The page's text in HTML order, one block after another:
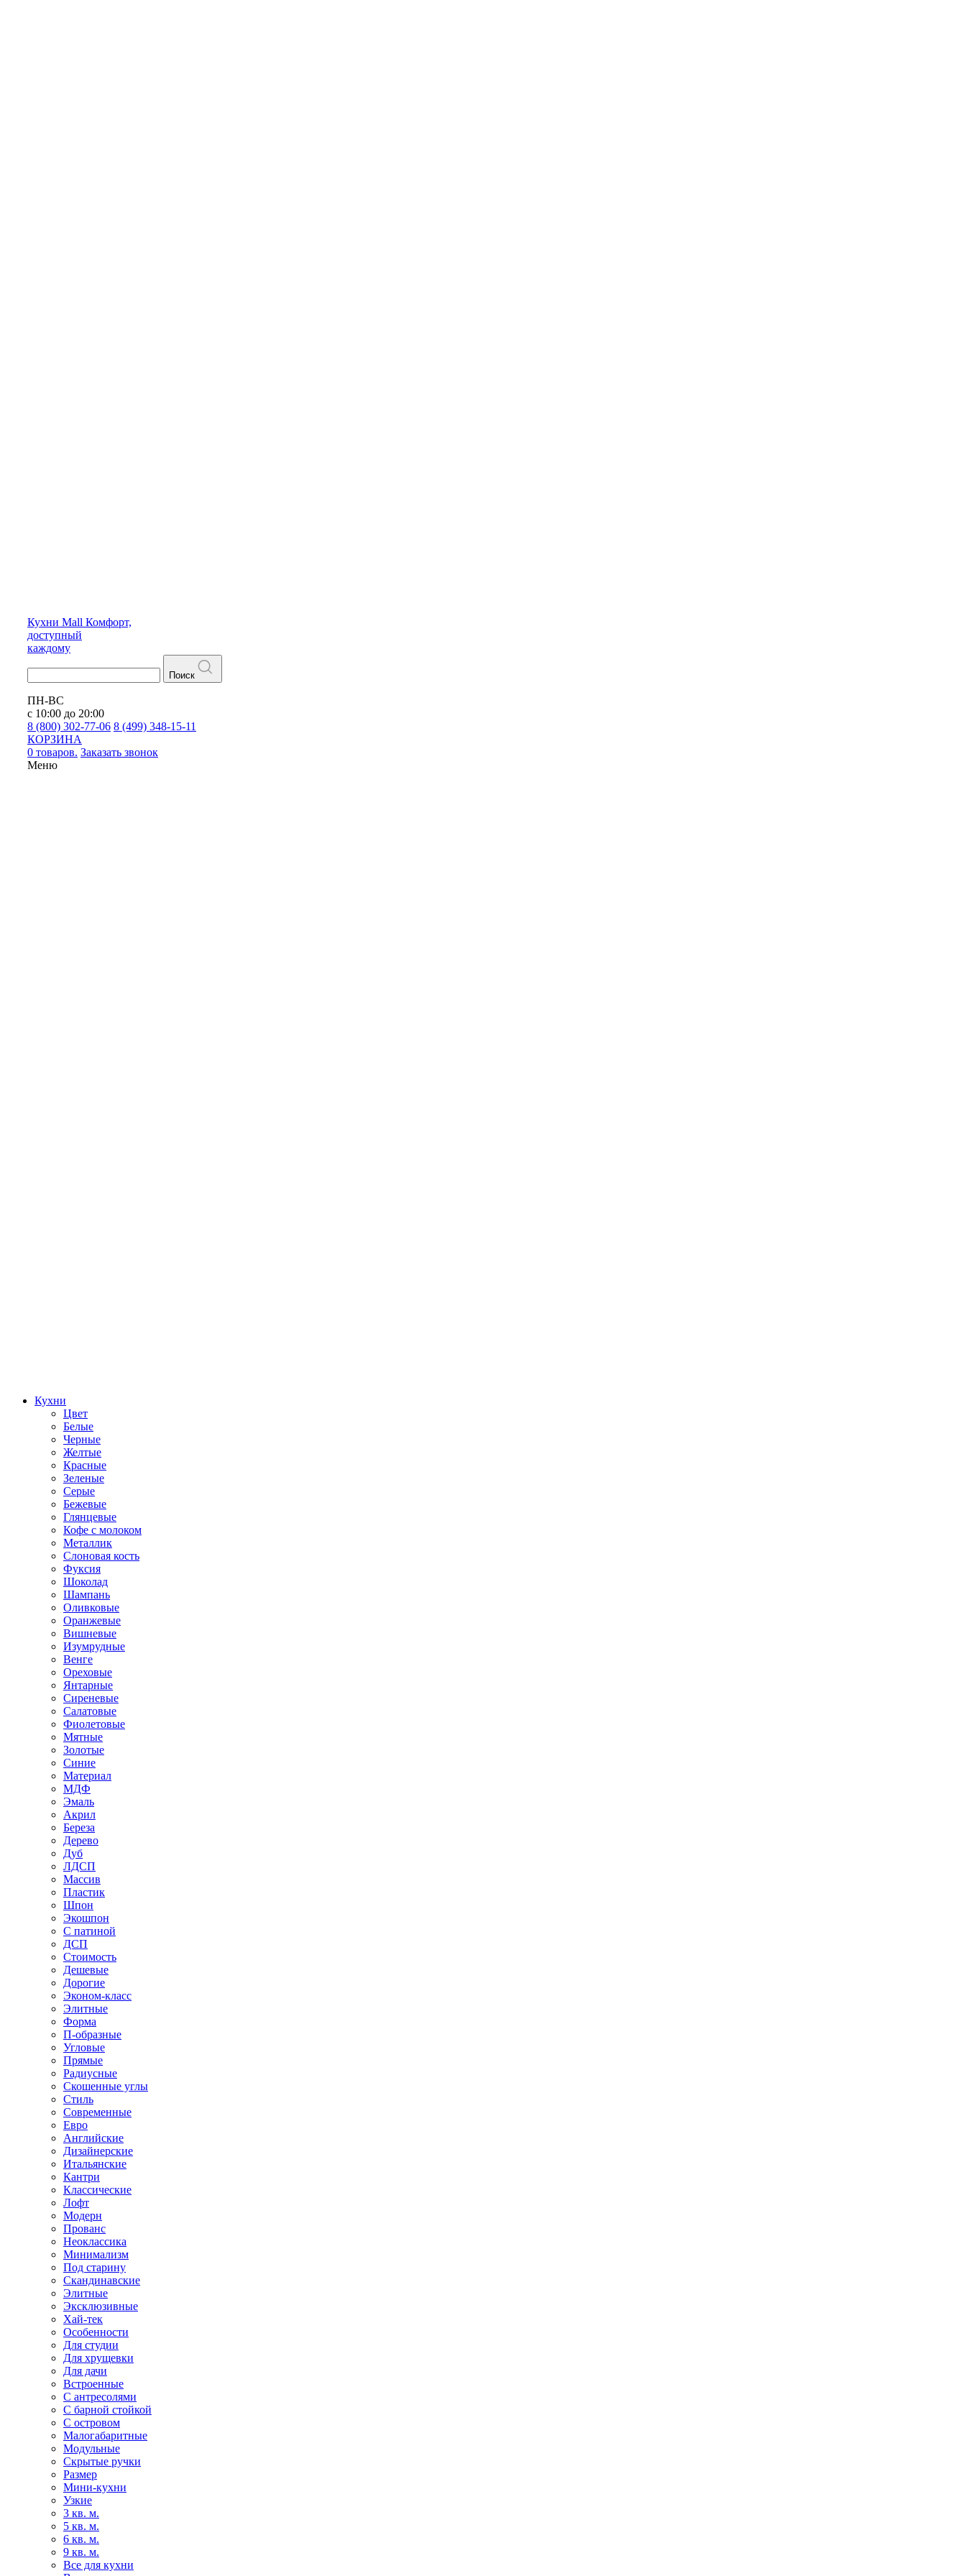
Кухни Mall Комфорт,
доступный
каждому
Поиск
ПН-ВС
с 10:00 до 20:00
8 (800) 302-77-06 8 (499) 348-15-11
КОРЗИНА
0 товаров. Заказать звонок
Меню
Кухни
Цвет
Белые
Черные
Желтые
Красные
Зеленые
Серые
Бежевые
Глянцевые
Кофе с молоком
Металлик
Слоновая кость
Фуксия
Шоколад
Шампань
Оливковые
Оранжевые
Вишневые
Изумрудные
Венге
Ореховые
Янтарные
Сиреневые
Салатовые
Фиолетовые
Мятные
Золотые
Синие
Материал
МДФ
Эмаль
Акрил
Береза
Дерево
Дуб
ЛДСП
Массив
Пластик
Шпон
Экошпон
С патиной
ДСП
Стоимость
Дешевые
Дорогие
Эконом-класс
Элитные
Форма
П-образные
Угловые
Прямые
Радиусные
Скошенные углы
Стиль
Современные
Евро
Английские
Дизайнерские
Итальянские
Кантри
Классические
Лофт
Модерн
Прованс
Неоклассика
Минимализм
Под старину
Скандинавские
Элитные
Эксклюзивные
Хай-тек
Особенности
Для студии
Для хрущевки
Для дачи
Встроенные
С антресолями
С барной стойкой
С островом
Малогабаритные
Модульные
Скрытые ручки
Размер
Мини-кухни
Узкие
3 кв. м.
5 кв. м.
6 кв. м.
9 кв. м.
Все для кухни